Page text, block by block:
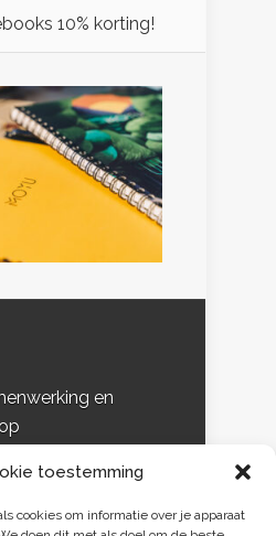
toestemming
cookies om informatie over je apparaat
10% korting!
en